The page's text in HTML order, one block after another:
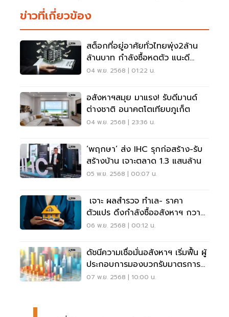
ข่าวที่เกี่ยวข้อง
สต็อกที่อยู่อาศัยทั่วไทยพุ่ง2ล้าน
ล้านบาท กำลังซื้อหดตัว แนะดี
เวลลอปเปอร์ ชะลอลงทุน
04 พ.ย. 2568 | 01:22 น.
อสังหาฯสมุย มาแรง! รับดีมานด์
ต่างชาติ อนาคตโตเทียบภูเก็ต
04 พ.ย. 2568 | 23:36 น.
‘พฤกษา’ ส่ง IHC รุกก่อสร้าง-รับ
สร้างบ้าน เจาะตลาด 1.3 แสนล้าน
05 พ.ย. 2568 | 00:07 น.
เจาะ ผลสำรวจ ทำเล- ราคา
ตัวแปร ดึงกำลังซื้ออสังหาฯ กวาด
06 พ.ย. 2568 | 00:12 น.
ดัชนีความเชื่อมั่นอสังหาฯ เริ่มฟื้น ผู้
ประกอบการมองบวกรับมาตรการ
รัฐ
07 พ.ย. 2568 | 10:00 น.